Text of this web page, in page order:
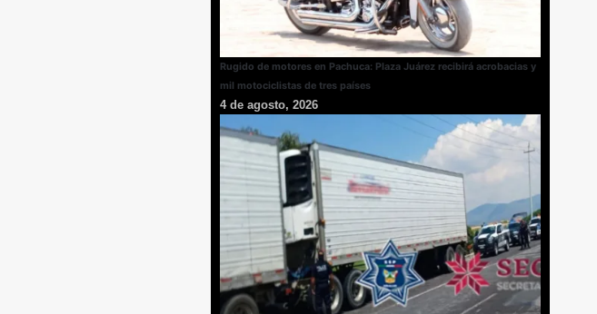
Rugido de motores en Pachuca: Plaza Juárez recibirá acrobacias y
mil motociclistas de tres países
4 de agosto, 2026